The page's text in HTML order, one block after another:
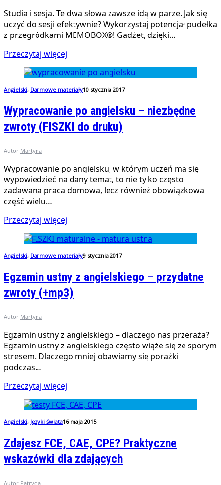
Studia i sesja. Te dwa słowa zawsze idą w parze. Jak się
uczyć do sesji efektywnie? Wykorzystaj potencjał pudełka
z przegródkami MEMOBOX®! Gadżet, dzięki…
Przeczytaj więcej
Angielski, Darmowe materiały10 stycznia 2017
Wypracowanie po angielsku – niezbędne
zwroty (FISZKI do druku)
Autor Martyna
Wypracowanie po angielsku, w którym uczeń ma się
wypowiedzieć na dany temat, to nie tylko często
zadawana praca domowa, lecz również obowiązkowa
część wielu…
Przeczytaj więcej
Angielski, Darmowe materiały9 stycznia 2017
Egzamin ustny z angielskiego – przydatne
zwroty (+mp3)
Autor Martyna
Egzamin ustny z angielskiego – dlaczego nas przeraża?
Egzamin ustny z angielskiego często wiąże się ze sporym
stresem. Dlaczego mniej obawiamy się porażki
podczas…
Przeczytaj więcej
Angielski, Języki świata16 maja 2015
Zdajesz FCE, CAE, CPE? Praktyczne
wskazówki dla zdających
Autor Patrycja